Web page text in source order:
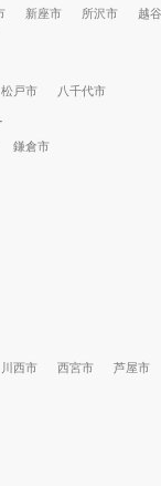
新座市 所沢市 越
松戸市 八千代市
鎌倉市
川西市 西宮市 芦屋市